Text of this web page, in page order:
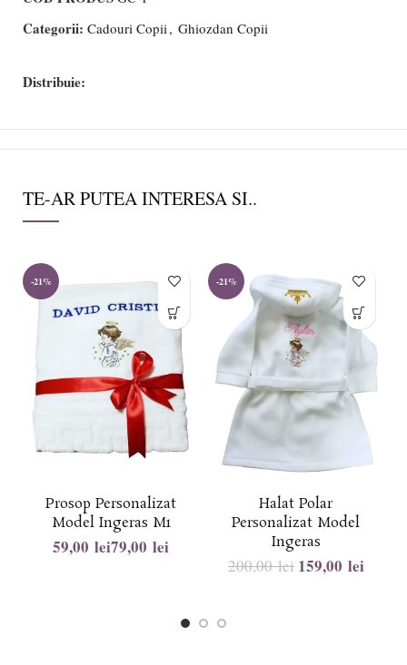
Categorii: Cadouri Copii , Ghiozdan Copii
Distribuie:
TE-AR PUTEA INTERESA SI..
-21%
Prosop Personalizat
Model Ingeras M1
lei lei
-21%
Halat Polar
Personalizat Model
Ingeras
200,00lei 159,00 lei